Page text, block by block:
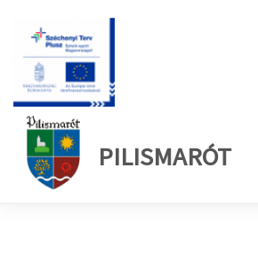
PILISMARÓT